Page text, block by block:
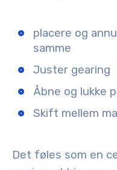
placere og
samme
Juster gearing
Åbne og lukke
Skift mellem
Det føles som en